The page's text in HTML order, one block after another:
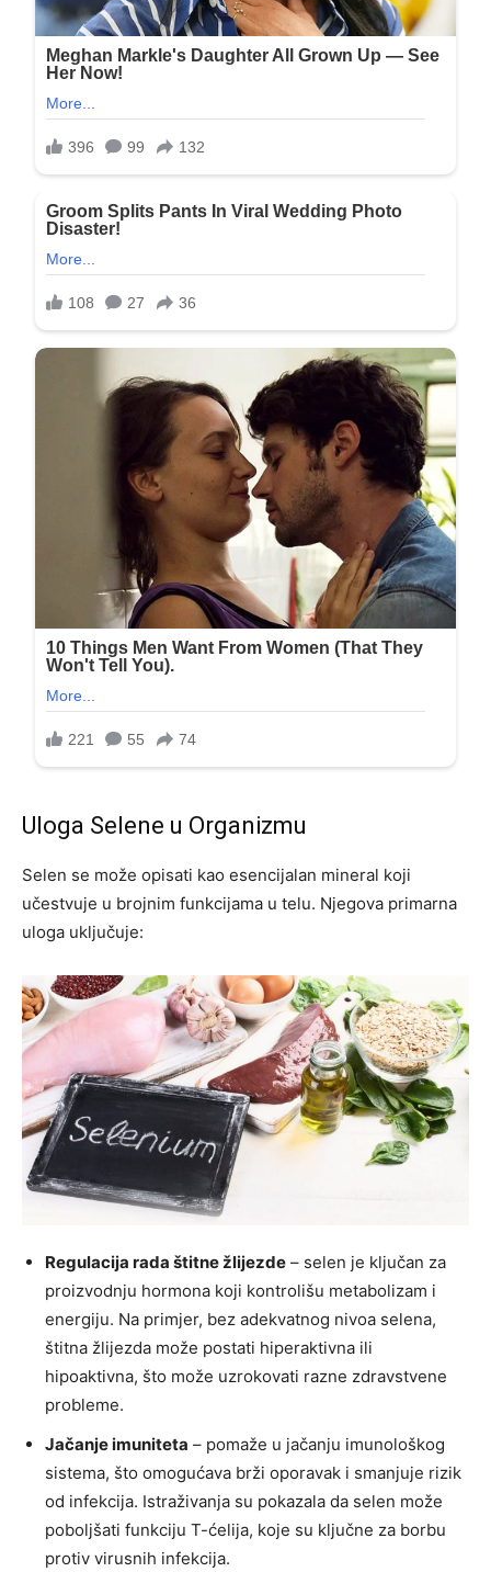
Uloga Selene u Organizmu
Selen se može opisati kao esencijalan mineral koji
učestvuje u brojnim funkcijama u telu. Njegova primarna
uloga uključuje:
Regulacija rada štitne žlijezde – selen je ključan za
proizvodnju hormona koji kontrolišu metabolizam i
energiju. Na primjer, bez adekvatnog nivoa selena,
štitna žlijezda može postati hiperaktivna ili
hipoaktivna, što može uzrokovati razne zdravstvene
probleme.
Jačanje imuniteta – pomaže u jačanju imunološkog
sistema, što omogućava brži oporavak i smanjuje rizik
od infekcija. Istraživanja su pokazala da selen može
poboljšati funkciju T-ćelija, koje su ključne za borbu
protiv virusnih infekcija.